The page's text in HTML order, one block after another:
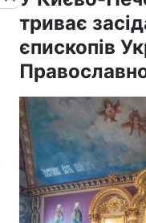
триває
єпископів